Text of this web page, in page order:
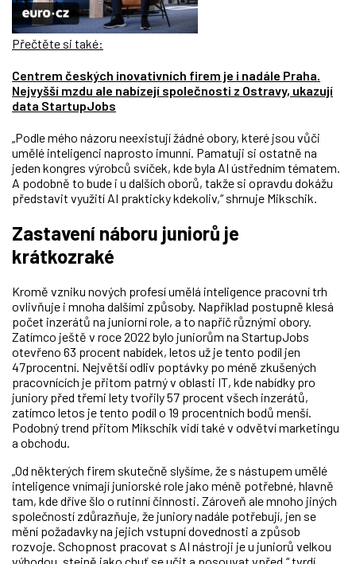
Přečtěte si také:
Centrem českých inovativních firem je i nadále Praha.
Nejvyšší mzdu ale nabízejí společnosti z Ostravy, ukazují
data StartupJobs
„Podle mého názoru neexistují žádné obory, které jsou vůči
umělé inteligenci naprosto imunní. Pamatuji si ostatně na
jeden kongres výrobců svíček, kde byla AI ústředním tématem.
A podobně to bude i u dalších oborů, takže si opravdu dokážu
představit využití AI prakticky kdekoliv,“ shrnuje Mikschik.
Zastavení náboru juniorů je
krátkozraké
Kromě vzniku nových profesí umělá inteligence pracovní trh
ovlivňuje i mnoha dalšími způsoby. Například postupně klesá
počet inzerátů na juniorní role, a to napříč různými obory.
Zatímco ještě v roce 2022 bylo juniorům na StartupJobs
otevřeno 63 procent nabídek, letos už je tento podíl jen
47procentní. Největší odliv poptávky po méně zkušených
pracovnících je přitom patrný v oblasti IT, kde nabídky pro
juniory před třemi lety tvořily 57 procent všech inzerátů,
zatímco letos je tento podíl o 19 procentních bodů menší.
Podobný trend přitom Mikschik vidí také v odvětví marketingu
a obchodu.
„Od některých firem skutečně slyšíme, že s nástupem umělé
inteligence vnímají juniorské role jako méně potřebné, hlavně
tam, kde dříve šlo o rutinní činnosti. Zároveň ale mnoho jiných
společností zdůrazňuje, že juniory nadále potřebují, jen se
mění požadavky na jejich vstupní dovednosti a způsob
rozvoje. Schopnost pracovat s AI nástroji je u juniorů velkou